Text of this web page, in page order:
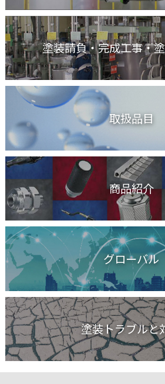
塗装請負・完成工事・
取扱品目
商品紹介
グローバル
塗装トラブルと